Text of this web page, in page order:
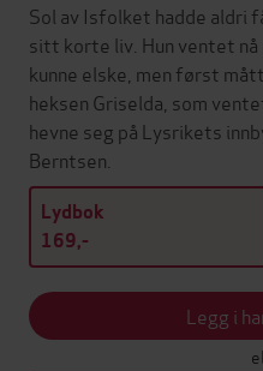
Sol av Isfolket hadde
sitt korte liv. Hun ventet nå
kunne elske, men først
heksen Griselda, som
hevne seg på Lysrikets
Berntsen.
Lydbok
169,-
Legg i